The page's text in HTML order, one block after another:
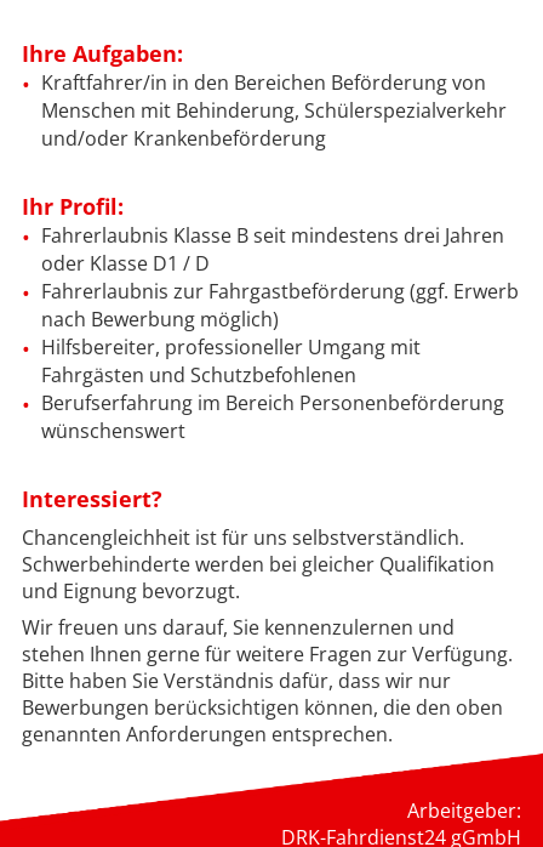
Ihre Aufgaben:
Kraftfahrer/in in den Bereichen Beförderung von
Menschen mit Behinderung, Schülerspezialverkehr
und/oder Krankenbeförderung
Ihr Profil:
Fahrerlaubnis Klasse B seit mindestens drei Jahren
oder Klasse D1 / D
Fahrerlaubnis zur Fahrgastbeförderung (ggf. Erwerb
nach Bewerbung möglich)
Hilfsbereiter, professioneller Umgang mit
Fahrgästen und Schutzbefohlenen
Berufserfahrung im Bereich Personenbeförderung
wünschenswert
Interessiert?
Chancengleichheit ist für uns selbstverständlich.
Schwerbehinderte werden bei gleicher Qualifikation
und Eignung bevorzugt.
Wir freuen uns darauf, Sie kennenzulernen und
stehen Ihnen gerne für weitere Fragen zur Verfügung.
Bitte haben Sie Verständnis dafür, dass wir nur
Bewerbungen berücksichtigen können, die den oben
genannten Anforderungen entsprechen.
Arbeitgeber:
DRK-Fahrdienst24 gGmbH